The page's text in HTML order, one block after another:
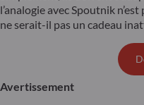
l’analogie avec Spoutnik
ne serait-il pas un cadeau
Avertissement